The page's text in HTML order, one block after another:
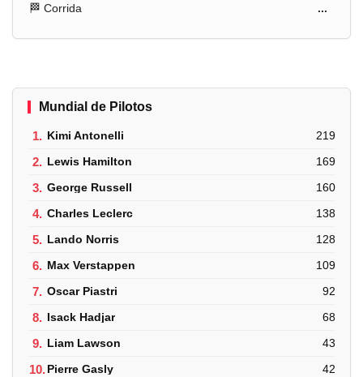
🏁 Corrida ...
Mundial de Pilotos
1. Kimi Antonelli 219
2. Lewis Hamilton 169
3. George Russell 160
4. Charles Leclerc 138
5. Lando Norris 128
6. Max Verstappen 109
7. Oscar Piastri 92
8. Isack Hadjar 68
9. Liam Lawson 43
10.Pierre Gasly 42